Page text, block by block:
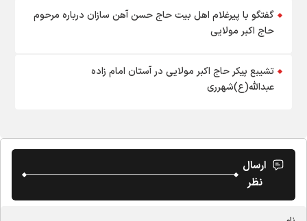
گفتگو با پیرغلام اهل بیت حاج حسن آهن سازان درباره مرحوم
حاج اکبر مولایی
تشیبع پیکر حاج اکبر مولایی در آستان امام زاده
عبدالله(ع)شهرری
ارسال
نظر